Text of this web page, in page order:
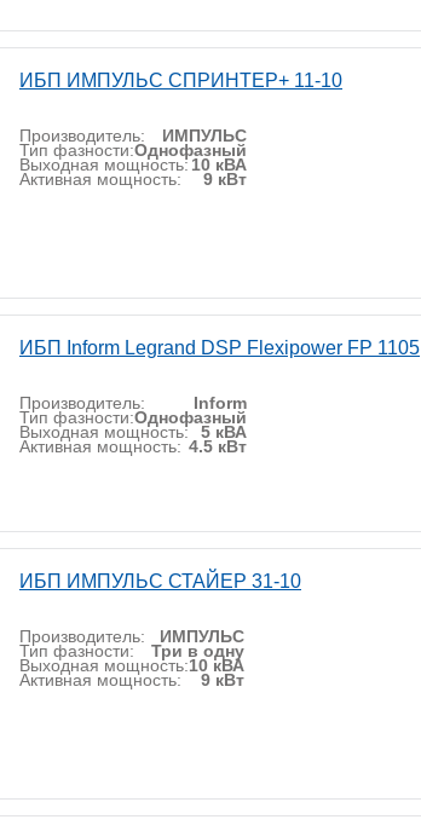
ИБП ИМПУЛЬС СПРИНТЕР+ 11-10
Производитель: ИМПУЛЬС
Тип фазности:Однофазный
Выходная мощность: 10 кВА
Активная мощность: 9 кВт
ИБП Inform Legrand DSP Flexipower FP 1105
Производитель: Inform
Тип фазности:Однофазный
Выходная мощность: 5 кВА
Активная мощность: 4.5 кВт
ИБП ИМПУЛЬС СТАЙЕР 31-10
Производитель: ИМПУЛЬС
Тип фазности: Три в одну
Выходная мощность:10 кВА
Активная мощность: 9 кВт